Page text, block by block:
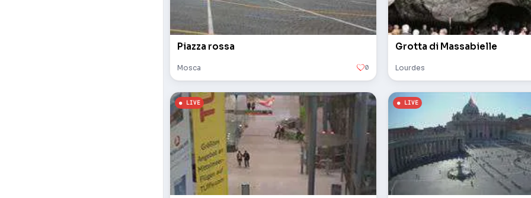
Piazza rossa
Mosca 0
Grotta di Massabielle
Lourdes